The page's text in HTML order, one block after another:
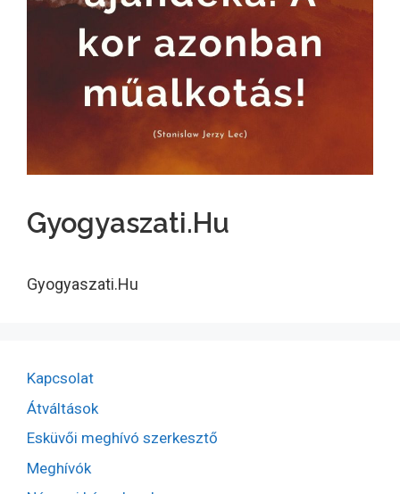
Gyogyaszati.Hu
Gyogyaszati.Hu
Kapcsolat
Átváltások
Esküvői meghívó szerkesztő
Meghívók